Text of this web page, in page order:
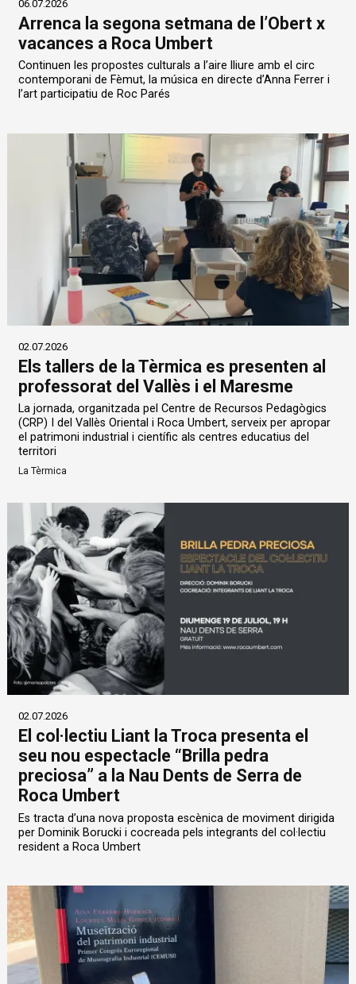
06.07.2026
Arrenca la segona setmana de l’Obert x
vacances a Roca Umbert
Continuen les propostes culturals a l’aire lliure amb el circ
contemporani de Fèmut, la música en directe d’Anna Ferrer i
l’art participatiu de Roc Parés
02.07.2026
Els tallers de la Tèrmica es presenten al
professorat del Vallès i el Maresme
La jornada, organitzada pel Centre de Recursos Pedagògics
(CRP) I del Vallès Oriental i Roca Umbert, serveix per apropar
el patrimoni industrial i científic als centres educatius del
territori
La Tèrmica
02.07.2026
El col·lectiu Liant la Troca presenta el
seu nou espectacle “Brilla pedra
preciosa” a la Nau Dents de Serra de
Roca Umbert
Es tracta d’una nova proposta escènica de moviment dirigida
per Dominik Borucki i cocreada pels integrants del col·lectiu
resident a Roca Umbert